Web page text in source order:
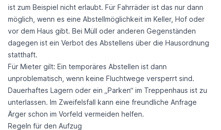
ist zum Beispiel nicht erlaubt. Für Fahrräder ist das nur dann
möglich, wenn es eine Abstellmöglichkeit im Keller, Hof oder
vor dem Haus gibt. Bei Müll oder anderen Gegenständen
dagegen ist ein Verbot des Abstellens über die Hausordnung
statthaft.
Für Mieter gilt: Ein temporäres Abstellen ist dann
unproblematisch, wenn keine Fluchtwege versperrt sind.
Dauerhaftes Lagern oder ein „Parken“ im Treppenhaus ist zu
unterlassen. Im Zweifelsfall kann eine freundliche Anfrage
Ärger schon im Vorfeld vermeiden helfen.
Regeln für den Aufzug